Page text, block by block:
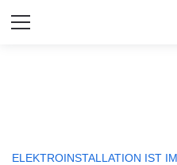
ELEKTROINSTALLATION IST